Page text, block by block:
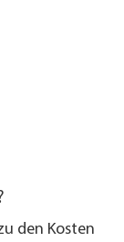
den Kosten